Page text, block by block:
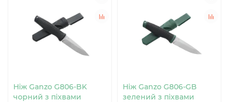
Ніж Ganzo G806-BK
чорний з піхвами
Ніж Ganzo G806-GB
зелений з піхвами